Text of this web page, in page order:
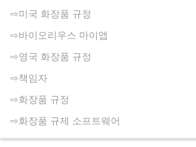
미국 화장품 규정
바이오리우스 마이앱
영국 화장품 규정
책임자
화장품 규정
화장품 규제 소프트웨어